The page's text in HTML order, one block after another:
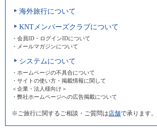
海外旅行について
KNTメンバーズクラブについて
・会員ID・ログインIDについて
・メールマガジンについて
システムについて
・ホームページの不具合について
・サイトの使い方・掲載情報に関して
＜企業・法人様向け＞
・弊社ホームページへの広告掲載について
※ご旅行に関するご相談・ご質問は 店舗で承ります。